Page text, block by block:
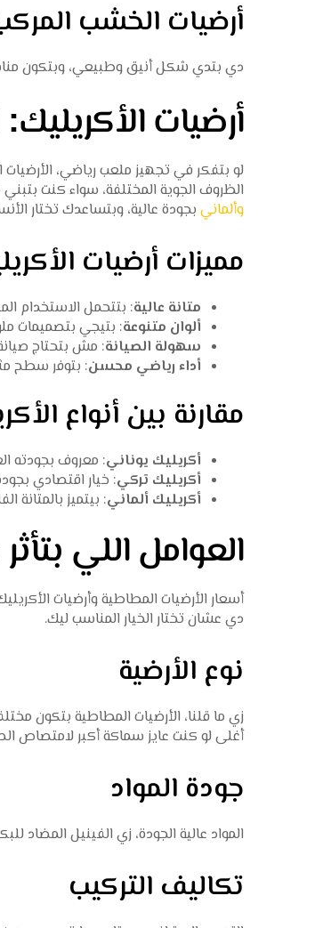
أرضيات الخشب
دي بتدي شكل أنيق وطبيعي، وبتكون مناسبة
أرضيات
لو بتفكر في تجهيز ملعب رياضي، الأرضيات
الظروف الجوية المختلفة، سواء كنت
وألمانيبجودة عالية، وبتساعدك تختار
مميزات أرضيات
متانة عالية: بتتحمل الاستخدام
ألوان متنوعة: بتيجي بتصميمات
سهولة الصيانة: مش بتحتاج
أداء رياضي محسن: بتوفر سطح
مقارنة بين أنواع
أكريليك يوناني: معروف بجودته
أكريليك تركي: خيار اقتصادي
أكريليك ألماني: بيتميز بالمتانة
العوامل اللي
أسعار الأرضيات المطاطية وأرضيات
دي عشان تختار الخيار المناسب ليك.
نوع الأرضية
زي ما قلنا، الأرضيات المطاطية بتكون
أغلى لو كنت عايز سماكة أكبر لامتصاص
جودة المواد
المواد عالية الجودة، زي الفينيل المضاد
تكاليف التركيب